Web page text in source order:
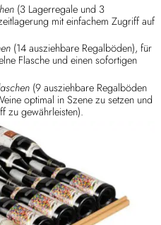
(3 Lagerregale und 3
mit einfachem Zugriff auf
(14 ausziehbare Regalböden), für
Flasche und einen sofortigen
(9 ausziehbare Regalböden
optimal in Szene zu setzen und
zu gewährleisten).